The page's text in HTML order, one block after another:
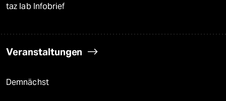
taz lab Infobrief
Veranstaltungen
Demnächst